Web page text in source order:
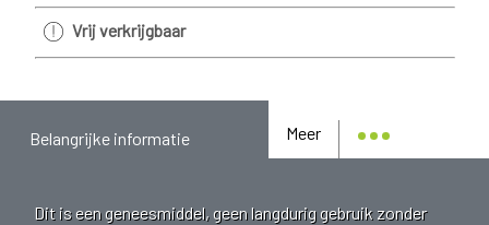
Vrij verkrijgbaar
Meer
Belangrijke informatie
Dit is een geneesmiddel, geen langdurig gebruik zonder